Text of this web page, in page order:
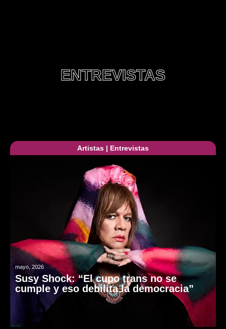
ENTREVISTAS
Artistas | Entrevistas
mayo, 2026
Susy Shock: “El cupo trans no se
cumple y eso debilita la democracia”